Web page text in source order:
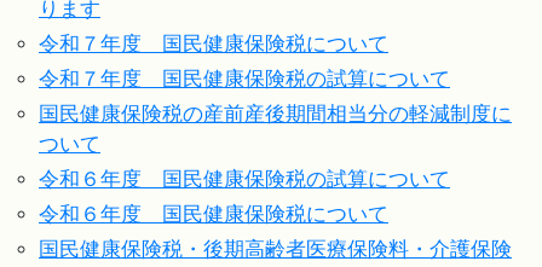
ります
令和７年度 国民健康保険税について
令和７年度 国民健康保険税の試算について
国民健康保険税の産前産後期間相当分の軽減制度に
ついて
令和６年度 国民健康保険税の試算について
令和６年度 国民健康保険税について
国民健康保険税・後期高齢者医療保険料・介護保険